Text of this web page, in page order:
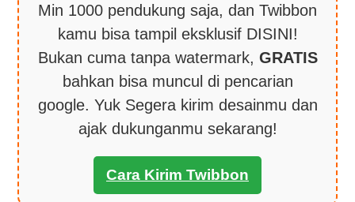
Min 1000 pendukung saja, dan Twibbon
kamu bisa tampil eksklusif DISINI!
Bukan cuma tanpa watermark, GRATIS
bahkan bisa muncul di pencarian
google. Yuk Segera kirim desainmu dan
ajak dukunganmu sekarang!
Cara Kirim Twibbon